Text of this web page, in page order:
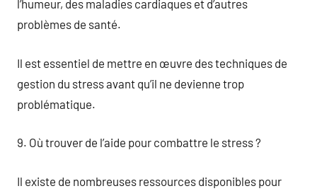
l’humeur, des maladies cardiaques et d’autres
problèmes de santé.
Il est essentiel de mettre en œuvre des techniques de
gestion du stress avant qu’il ne devienne trop
problématique.
9. Où trouver de l’aide pour combattre le stress ?
Il existe de nombreuses ressources disponibles pour